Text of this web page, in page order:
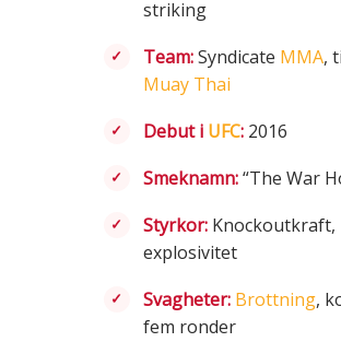
striking
Team:Syndicate MMA,
Muay Thai
Debut i UFC:2016
Smeknamn:“The War
Styrkor:Knockoutkraft,
explosivitet
Svagheter: Brottning,
fem ronder